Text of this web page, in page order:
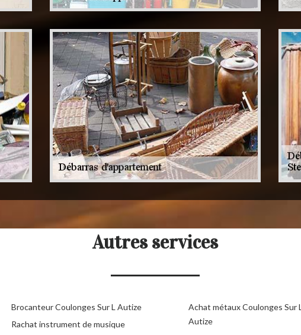
Autres services
Brocanteur Coulonges Sur L Autize
Rachat instrument de musique
Achat métaux Coulonges Sur L
Autize